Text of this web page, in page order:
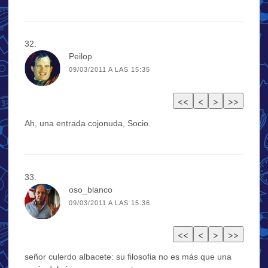
Peilop
09/03/2011 A LAS 15:35
Ah, una entrada cojonuda, Socio.
oso_blanco
09/03/2011 A LAS 15:36
señor culerdo albacete: su filosofia no es más que una